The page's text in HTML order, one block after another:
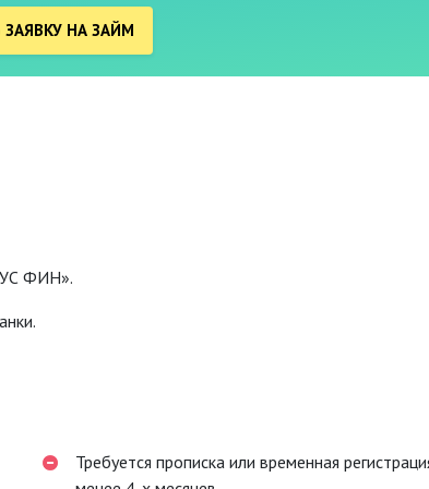
НА ЗАЙМ
ФИН».
Требуется прописка или временная